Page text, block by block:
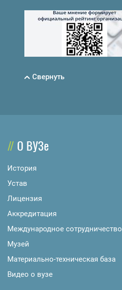
Свернуть
О ВУЗе
История
Устав
Лицензия
Аккредитация
Международное сотрудничество
Музей
Материально-техническая база
Видео о вузе